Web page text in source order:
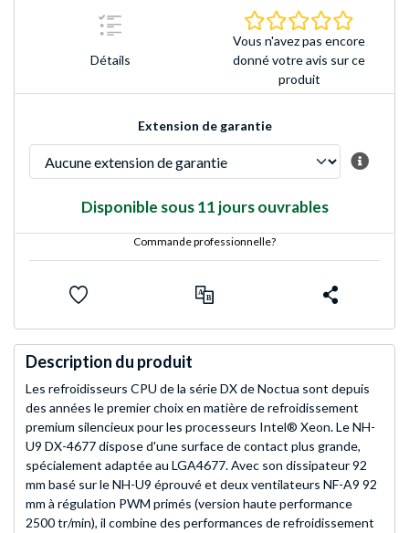
Détails
Vous n'avez pas encore
donné votre avis sur ce
produit
Extension de garantie
Disponible sous 11 jours ouvrables
Commande professionnelle?
Description du produit
Les refroidisseurs CPU de la série DX de Noctua sont depuis
des années le premier choix en matière de refroidissement
premium silencieux pour les processeurs Intel® Xeon. Le NH-
U9 DX-4677 dispose d'une surface de contact plus grande,
spécialement adaptée au LGA4677. Avec son dissipateur 92
mm basé sur le NH-U9 éprouvé et deux ventilateurs NF-A9 92
mm à régulation PWM primés (version haute performance
2500 tr/min), il combine des performances de refroidissement